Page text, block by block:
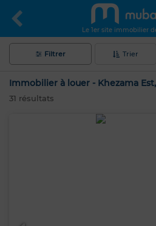
Le 1er site immobilier
Filtrer Trier
Immobilier à louer - Khezama
31 résultats